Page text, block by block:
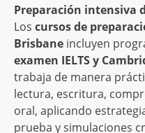
Preparación intensiva
Los cursos de
Brisbane incluyen
examen IELTS y
trabaja de manera
lectura, escritura,
oral, aplicando
prueba y simulaciones